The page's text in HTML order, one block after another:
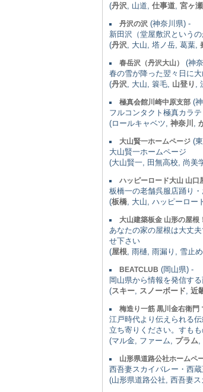
(丹沢 , 山道, 仕事道 宮ヶ瀬
丹沢の沢 (神奈川県) -
新田沢（堂屋敷沢という
(丹沢 , 大山, 塔ノ岳, 葛葉,
春岳沢（丹沢大山）
(神
春の雪が降った翌々日に
(丹沢 , 大山, 簑毛, 山登り ,
極真会館川崎中原支部 (
フルコンタクト極真カラ
(ロールキャベツ, 神奈川
大山賢一ホームページ (
大山賢一ホームページ
(大山賢一, 田無高校, 尚美
ハッピーロード大山 山口
板橋一の老舗呉服店踊り
(板橋 , 大山, ハッピーロー
大山建築板金 山形の屋根！
あなたの家の屋根は大丈
せ下さい
(屋根 , 雨樋, 雨漏り, 雪止
BEATCLUB (岡山県) -
岡山県から情報を発信す
(スキー スノーボード 近
梅造り一筋 黒川金右衛門
江戸時代より伝えられる
立ち寄りください。すも
(マル金, ファーム, プラム
山形県道路公社ホームペ
西吾妻スカイバレー・西
(山形県道路公社, 西吾妻